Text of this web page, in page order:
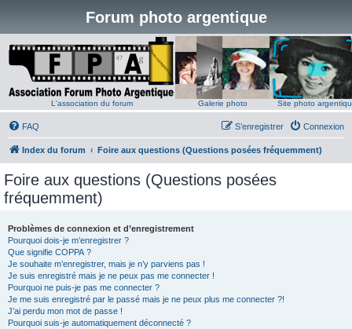
Forum photo argentique
L'association du forum Galerie photo Site photo
FAQ Connexion
S’enregistrer
Index du forum Foire aux questions (Questions posées fréquemment)
Foire aux questions (Questions posées
fréquemment)
Problèmes de connexion et d’enregistrement
Pourquoi dois-je m’enregistrer ?
Que signifie COPPA ?
Je souhaite m’enregistrer, mais je n’y parviens pas !
Je suis enregistré mais je ne peux pas me connecter !
Pourquoi ne puis-je pas me connecter ?
Je me suis enregistré par le passé mais je ne peux plus me connecter ?!
J’ai perdu mon mot de passe !
Pourquoi suis-je automatiquement déconnecté ?